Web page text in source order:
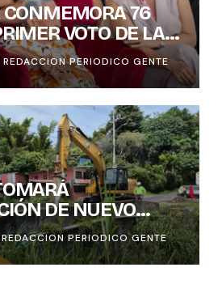
CONMEMORA 76
VOTO DE LAS
BRINDA
UNA DE LAS
VOTANTES
REDACCION PERIODICO GENTE
DE NUEVO
TRAS
DE
PATRIMONIAL
REDACCION PERIODICO GENTE